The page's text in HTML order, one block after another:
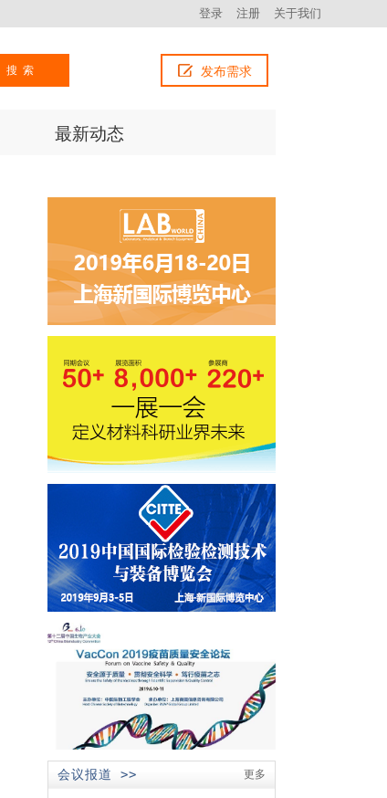
登录 注册 关于我们
搜索 发布需求
最新动态
会议报道 >> 更多